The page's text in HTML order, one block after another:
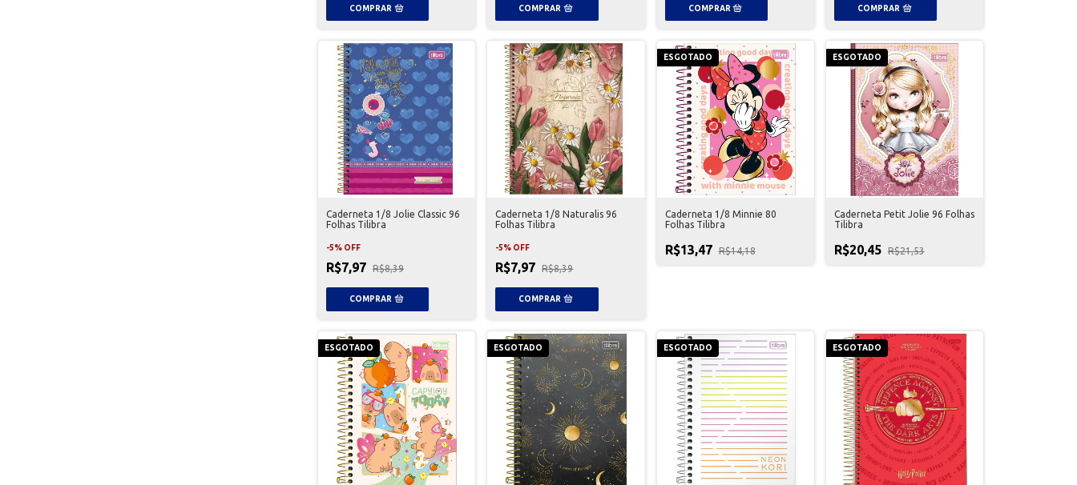
Caderneta 1/8 Jolie Classic 96
Folhas Tilibra
-5% OFF
R$7,97 R$8,39
Caderneta 1/8 Naturalis 96
Folhas Tilibra
-5% OFF
R$7,97 R$8,39
ESGOTADO
Caderneta 1/8 Minnie 80
Folhas Tilibra
R$13,47 R$14,18
ESGOTADO
Caderneta Petit Jolie 96 Folhas
Tilibra
R$20,45 R$21,53
ESGOTADO ESGOTADO ESGOTADO ESGOTADO